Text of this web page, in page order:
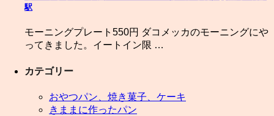
駅
モーニングプレート550円 ダコメッカのモーニングにや
ってきました。イートイン限 …
カテゴリー
おやつパン、焼き菓子、ケーキ
きままに作ったパン